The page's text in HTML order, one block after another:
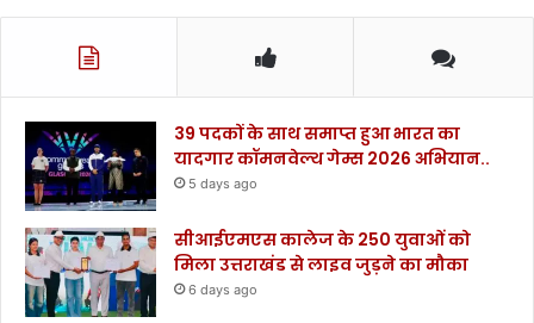
39 पदकों के साथ समाप्त हुआ भारत का
यादगार कॉमनवेल्थ गेम्स 2026 अभियान..
5 days ago
सीआईएमएस कालेज के 250 युवाओं को
मिला उत्तराखंड से लाइव जुड़ने का मौका
6 days ago